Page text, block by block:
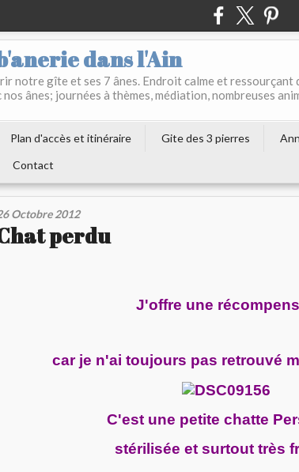
dans l'Ain
notre gîte et ses 7 ânes. Endroit calme et ressourçant
ânes; journées à thèmes, médiation, nombreuses
Plan d'accès et itinéraire Gite des 3 pierres
Contact
Octobre 2012
perdu
J'offre une
car je n'ai toujours pas retrouvé
C'est une petite chatte
stérilisée et surtout très